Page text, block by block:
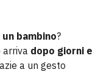
bambino?
arriva dopo giorni e
a un gesto